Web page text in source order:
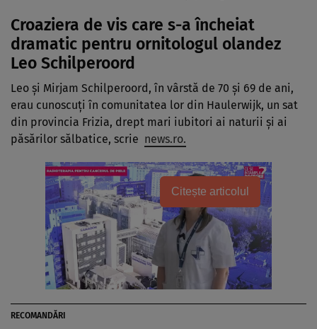
Croaziera de vis care s-a încheiat
dramatic pentru ornitologul olandez
Leo Schilperoord
Leo și Mirjam Schilperoord, în vârstă de 70 și 69 de ani,
erau cunoscuți în comunitatea lor din Haulerwijk, un sat
din provincia Frizia, drept mari iubitori ai naturii și ai
păsărilor sălbatice, scrie news.ro.
Citește articolul
RECOMANDĂRI